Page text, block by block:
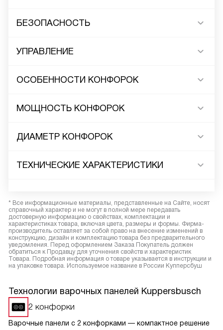
БЕЗОПАСНОСТЬ
УПРАВЛЕНИЕ
ОСОБЕННОСТИ КОНФОРОК
МОЩНОСТЬ КОНФОРОК
ДИАМЕТР КОНФОРОК
ТЕХНИЧЕСКИЕ ХАРАКТЕРИСТИКИ
* Все информационные материалы, представленные на Сайте, носят
справочный характер и не могут в полной мере передавать
достоверную информацию о свойствах, комплектации и
характеристиках товара, включая цвета, размеры и формы. Фирма-
производитель оставляет за собой право на внесение изменений в
конструкцию, дизайн и комплектацию товара без предварительного
уведомления. Перед оформлением Заказа Покупатель должен
обратиться к Продавцу для уточнения свойств и характеристик
Товара. Подробная информация о товаре указывается в инструкции и
на упаковке товара. Используемое название в России Купперсбуш
Технологии варочных панелей Kuppersbusch
2 конфорки
Варочные панели с 2 конфорками — компактное решение